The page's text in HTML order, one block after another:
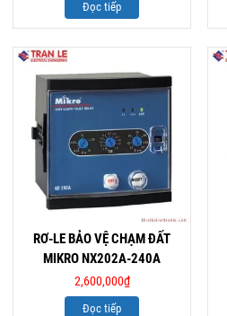
Đọc tiếp
RƠ-LE BẢO VỆ CHẠM ĐẤT
MIKRO NX202A-240A
2,600,000₫
Đọc tiếp